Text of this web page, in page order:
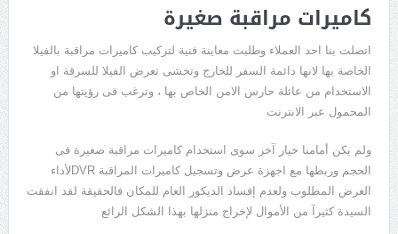
كاميرات مراقبة صغيرة
اتصلت بنا احد العملاء وطلبت معاينة فنية لتركيب كاميرات مراقبة بالفيلا
الخاصة بها لانها دائمة السفر للخارج وتخشى تعرض الفيلا للسرقة او
الاستخدام من عائلة حارس الامن الخاص بها ، وترغب فى رؤيتها من
المحمول عبر الانترنت
ولم يكن أمامنا خيار آخر سوى استخدام كاميرات مراقبة صغيرة فى
الحجم وربطها مع اجهزة عرض وتسجيل كاميرات المراقبة DVRلأداء
الغرض المطلوب ولعدم إفساد الديكور العام للمكان فالحقيقة لقد انفقت
السيدة كثيرآ من الأموال لإخراج منزلها بهذا الشكل الرائع